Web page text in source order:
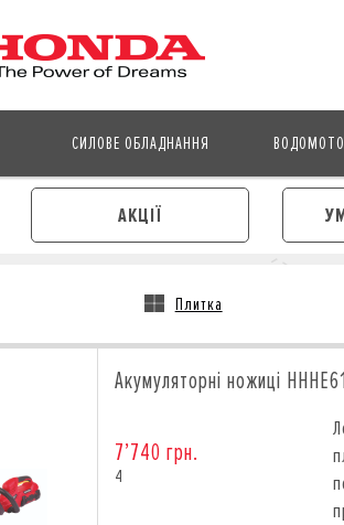
СИЛОВЕ ОБЛАДНАННЯ
АКЦІЇ
КРЕДИТ
СТРАХУВАННЯ
КОРПОРАТИВНИМ
Плитка
Акумуляторні ножиці
7’740 грн.
4